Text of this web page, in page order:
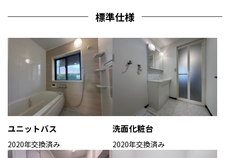
標準仕様
ユニットバス
2020年交換済み
洗面化粧台
2020年交換済み